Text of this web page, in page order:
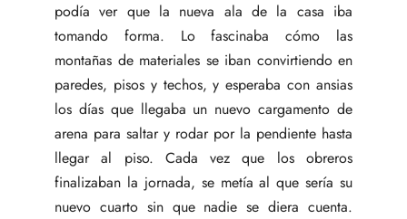
podía ver que la nueva ala de la casa iba
tomando forma. Lo fascinaba cómo las
montañas de materiales se iban convirtiendo en
paredes, pisos y techos, y esperaba con ansias
los días que llegaba un nuevo cargamento de
arena para saltar y rodar por la pendiente hasta
llegar al piso. Cada vez que los obreros
finalizaban la jornada, se metía al que sería su
nuevo cuarto sin que nadie se diera cuenta.